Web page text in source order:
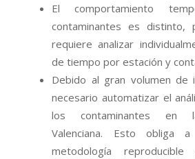
El comportamiento
contaminantes es
requiere analizar
de tiempo por estación y
Debido al gran volumen de
necesario automatizar el
los contaminantes en
Valenciana. Esto obliga
metodología